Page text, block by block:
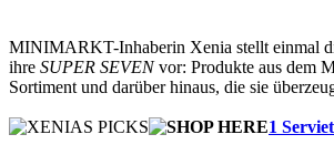
MINIMARKT-Inhaberin Xenia stellt einmal
ihre SUPER SEVENvor: Produkte aus dem
Sortiment und darüber hinaus, die sie
1